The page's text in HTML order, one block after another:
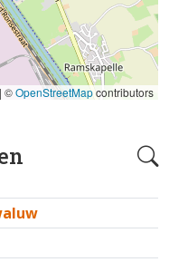
| ©OpenStreetMapcontributors